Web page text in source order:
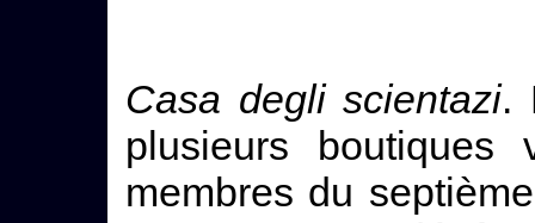
Casa degli scientazi.
plusieurs boutiques
membres du